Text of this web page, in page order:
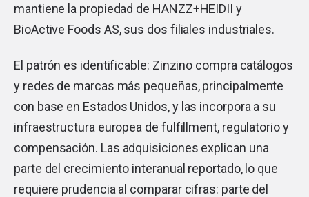
mantiene la propiedad de HANZZ+HEIDII y
BioActive Foods AS, sus dos filiales industriales.
El patrón es identificable: Zinzino compra catálogos
y redes de marcas más pequeñas, principalmente
con base en Estados Unidos, y las incorpora a su
infraestructura europea de fulfillment, regulatorio y
compensación. Las adquisiciones explican una
parte del crecimiento interanual reportado, lo que
requiere prudencia al comparar cifras: parte del